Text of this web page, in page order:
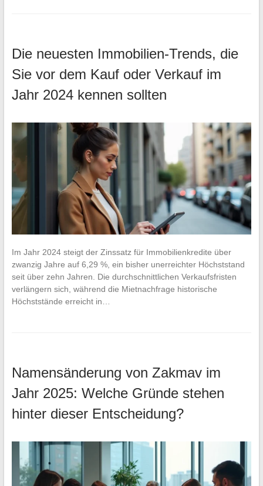
Die neuesten Immobilien-Trends, die
Sie vor dem Kauf oder Verkauf im
Jahr 2024 kennen sollten
Im Jahr 2024 steigt der Zinssatz für Immobilienkredite über
zwanzig Jahre auf 6,29 %, ein bisher unerreichter Höchststand
seit über zehn Jahren. Die durchschnittlichen Verkaufsfristen
verlängern sich, während die Mietnachfrage historische
Höchststände erreicht in…
Namensänderung von Zakmav im
Jahr 2025: Welche Gründe stehen
hinter dieser Entscheidung?